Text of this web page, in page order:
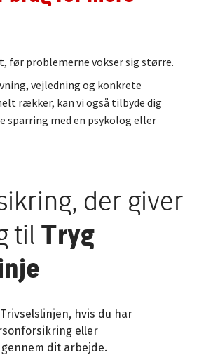
før problemerne vokser sig større.
vejledning og konkrete
rækker, kan vi også tilbyde dig
sparring med en psykolog eller
der giver
til Tryg
hvis du har
eller
dit arbejde.